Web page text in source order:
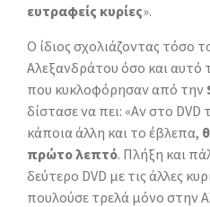
ευτραφείς κυρίες».
Ο ίδιος σχολιάζοντας τόσο
Αλεξανδράτου όσο και αυτό
που κυκλοφόρησαν από την
δίστασε να πει: «Αν στο DVD
κάποια άλλη και το έβλεπα,
πρώτο λεπτό. Πλήξη και
δεύτερο DVD με τις άλλες
πουλούσε τρελά μόνο στην